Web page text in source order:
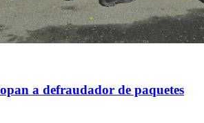
a defraudador de paquetes